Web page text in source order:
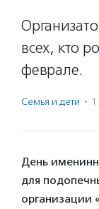
всех, кто
феврале.
Семья и дети ·
День
для
организации